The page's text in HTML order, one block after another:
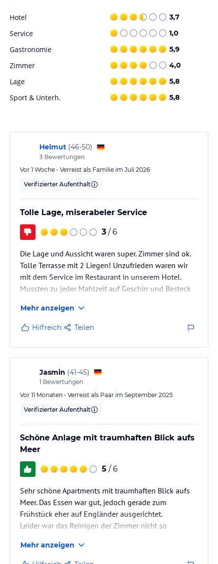
Hotel 3,7
Service 1,0
Gastronomie 5,9
Zimmer 4,0
Lage 5,8
Sport & Unterh. 5,8
Helmut (46-50)
3 Bewertungen
Vor 1 Woche • Verreist als Familie im Juli 2026
Verifizierter Aufenthalt
Tolle Lage, miserabeler Service
3 / 6
Die Lage und Aussicht waren super. Zimmer sind ok.
Tolle Terrasse mit 2 Liegen! Unzufrieden waren wir
mit dem Service im Restaurant in unserem Hotel.
Mussten zu jeder Mahlzeit auf Geschirr und Besteck
Geschir oder Gläser, gerade frisch aus dem
Geschirrspüler, benutzen für kalte Getränke oder
Salate. Nicht so dolle. Mussten zu jeder Mahlzeit den
Tisch selber decken wenn man Geschirr und Besteck
gefunden hat. Nervig war das das Geschirr sofort vom
Tisch geholt wurde obwohl…
Mehr anzeigen
Hilfreich Teilen
Jasmin (41-45)
1 Bewertungen
Vor 11 Monaten • Verreist als Paar im September 2025
Verifizierter Aufenthalt
Schöne Anlage mit traumhaften Blick aufs
Meer
5 / 6
Sehr schöne Apartments mit traumhaften Blick aufs
Meer. Das Essen war gut, jedoch gerade zum
Frühstück eher auf Engländer ausgerichtet.
Leider war das Reinigen der Zimmer nicht so
Fuß entfernt, der Hinweg geht nur bergab, der
Rückweg ist sehr anstrengend. Die Animation war
Mehr anzeigen